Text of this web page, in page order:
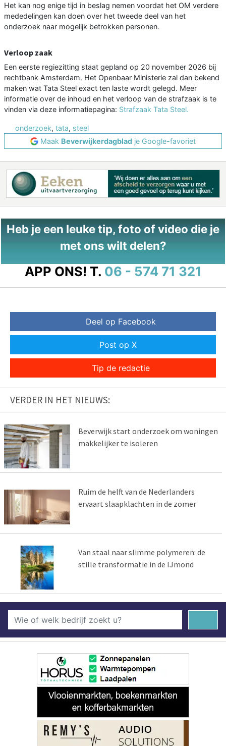
Het kan nog enige tijd in beslag nemen voordat het OM verdere
mededelingen kan doen over het tweede deel van het
onderzoek naar mogelijk betrokken personen.
Verloop zaak
Een eerste regiezitting staat gepland op 20 november 2026 bij
rechtbank Amsterdam. Het Openbaar Ministerie zal dan bekend
maken wat Tata Steel exact ten laste wordt gelegd. Meer
informatie over de inhoud en het verloop van de strafzaak is te
vinden via deze informatiepagina: Strafzaak Tata Steel.
onderzoek, tata, steel
Maak Beverwijkerdagblad je Google-favoriet
Heb je een leuke tip, foto of video die je
met ons wilt delen?
APP ONS! T. 06 - 574 71 321
Deel op Facebook
Post op X
Tip de redactie
VERDER IN HET NIEUWS:
Beverwijk start onderzoek om woningen
makkelijker te isoleren
Ruim de helft van de Nederlanders
ervaart slaapklachten in de zomer
Van staal naar slimme polymeren: de
stille transformatie in de IJmond